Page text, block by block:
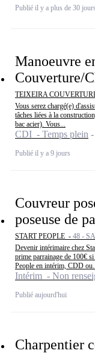
Publié il y a plus de 30 jours
Manoeuvre
Couverture/
TEIXEIRA
Vous serez chargé(e)
tâches liées à la
bac acier). Vous...
CDI - Temps plein
Publié il y a 9 jours
Couvreur
poseuse de
START PEOPLE - 48 -
Devenir intérimaire chez
prime parrainage de 100€
People en intérim, CDD ou...
Intérim - Non
Publié aujourd'hui
Charpentier